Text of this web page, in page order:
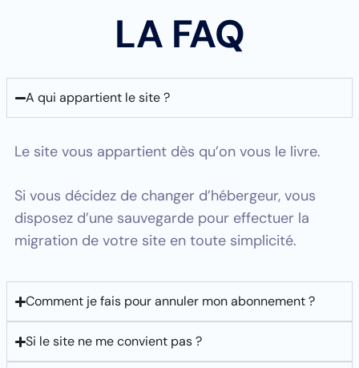
LA FAQ
A qui appartient le site ?
Le site vous appartient dès qu’on vous le livre.
Si vous décidez de changer d’hébergeur, vous
disposez d’une sauvegarde pour effectuer la
migration de votre site en toute simplicité.
Comment je fais pour annuler mon abonnement ?
Si le site ne me convient pas ?